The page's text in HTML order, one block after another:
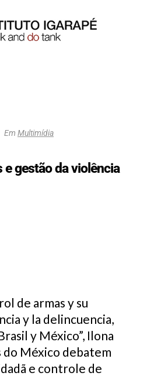
Em Multimídia
gestão da violência
de armas y su
y la delincuencia,
y México”, Ilona
do México debatem
e controle de